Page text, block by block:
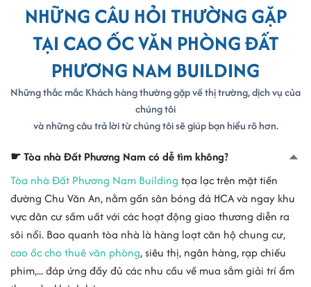
- Địa chỉ : tòa nhà Đất Phương Nam Building, số 241A Chu Văn An,
phường Bình Thạnh, Tp Hồ Chí Minh.
CÔNG TY TNHH THƯƠNG MẠI DỊCH VỤ GIAO NHẬN VẬN TẢI
PHƯƠNG NAM
- Mã số thuế : 0309535603
- Địa chỉ : C604 tòa nhà Đất Phương Nam Building, số 241A Chu
Văn An, phường Bình Thạnh, Tp Hồ Chí Minh.
- Mã số thuế : 0309265996
- Địa chỉ : B8.4 tòa nhà Đất Phương Nam Building, số 241A Chu Văn
An, phường Bình Thạnh, Tp Hồ Chí Minh.
CÔNG TY TNHH VẬN TẢI BIỂN NGÔI SAO VƯƠNG (NTNN)
- Mã số thuế : 0312304878
- Địa chỉ : B8.4 tòa nhà Đất Phương Nam Building, số 241A Chu Văn
An, phường Bình Thạnh, Tp Hồ Chí Minh.
NHỮNG CÂU HỎI THƯỜNG GẶP
TẠI CAO ỐC VĂN PHÒNG ĐẤT
PHƯƠNG NAM BUILDING
Những thắc mắc Khách hàng thường gặp về thị trường, dịch vụ của
chúng tôi
và những câu trả lời từ chúng tôi sẽ giúp bạn hiểu rõ hơn.
☛ Tòa nhà Đất Phương Nam có dễ tìm không?
Tòa nhà Đất Phương Nam Building tọa lạc trên mặt tiền
đường Chu Văn An, nằm gần sân bóng đá HCA và ngay khu
vực dân cư sầm uất với các hoạt động giao thương diễn ra
sôi nổi. Bao quanh tòa nhà là hàng loạt căn hộ chung cư,
cao ốc cho thuê văn phòng, siêu thị, ngân hàng, rạp chiếu
phim,... đáp ứng đầy đủ các nhu cầu về mua sắm giải trí ẩm